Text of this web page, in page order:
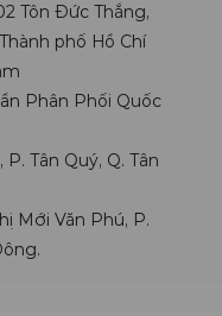
Tôn Đức Thắng,
phố Hồ Chí
Phân Phối Quốc
P. Tân Quý, Q. Tân
Mới Văn Phú, P.